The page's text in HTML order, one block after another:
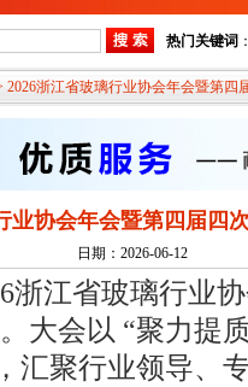
热门关键词
2026浙江省玻璃行业协会年会暨第四
业协会年会暨第四届四
日期：2026-06-12
浙江省玻璃行业
大会以 “聚力提
汇聚行业领导、